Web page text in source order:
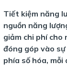
Tiết kiệm năng
nguồn năng
giảm chi phí cho
đóng góp vào
phía số hóa,